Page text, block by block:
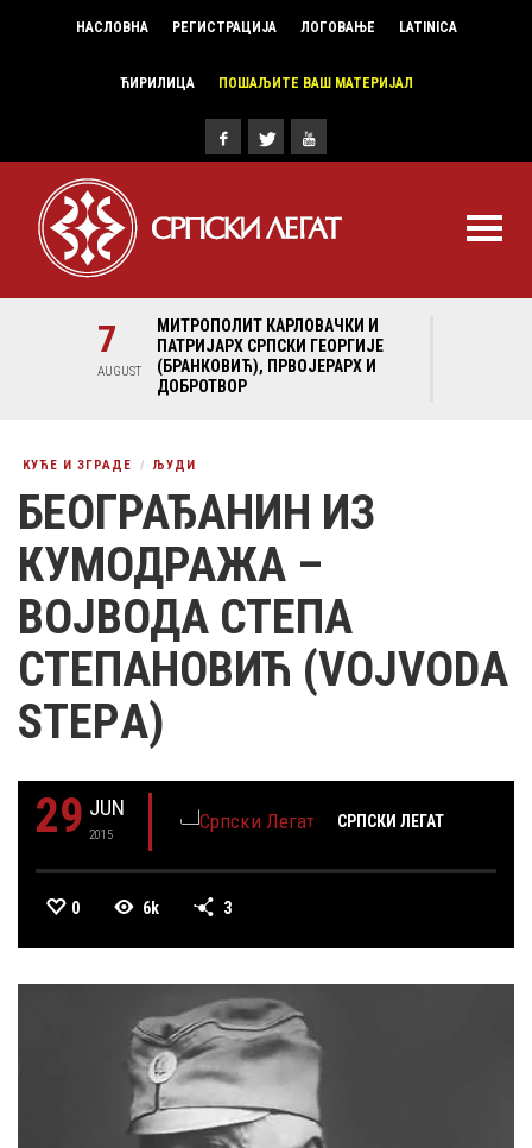
НАСЛОВНА РЕГИСТРАЦИЈА ЛОГОВАЊЕ LATINICA
ЋИРИЛИЦА ПОШАЉИТЕ ВАШ МАТЕРИЈАЛ
7
AUGUST
МИТРОПОЛИТ КАРЛОВАЧКИ И
ПАТРИЈАРХ СРПСКИ ГЕОРГИЈЕ
(БРАНКОВИЋ), ПРВОЈЕРАРХ И
ДОБРОТВОР
КУЋЕ И ЗГРАДЕ ЉУДИ
БЕОГРАЂАНИН ИЗ
КУМОДРАЖА –
ВОЈВОДА СТЕПА
СТЕПАНОВИЋ (VOJVODА
STEPА)
29 JUN
2015
СРПСКИ ЛЕГАТ
0 6k 3